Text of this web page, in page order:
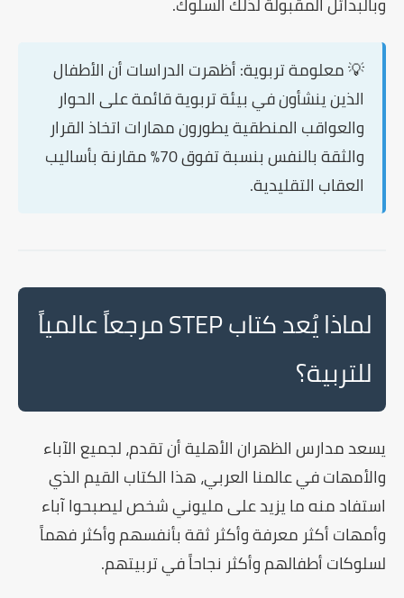
💡 معلومة تربوية:أظهرت الدراسات أن الأطفال
الذين ينشأون في بيئة تربوية قائمة على الحوار
والعواقب المنطقية يطورون مهارات اتخاذ القرار
والثقة بالنفس بنسبة تفوق 70% مقارنة بأساليب
العقاب التقليدية.
لماذا يُعد كتاب STEP مرجعاً عالمياً
للتربية؟
يسعد مدارس الظهران الأهلية أن تقدم، لجميع الآباء
والأمهات في عالمنا العربي، هذا الكتاب القيم الذي
استفاد منه ما يزيد علىمليوني شخصليصبحوا آباء
وأمهات أكثر معرفة وأكثر ثقة بأنفسهم وأكثر فهماً
لسلوكات أطفالهم وأكثر نجاحاً في تربيتهم.